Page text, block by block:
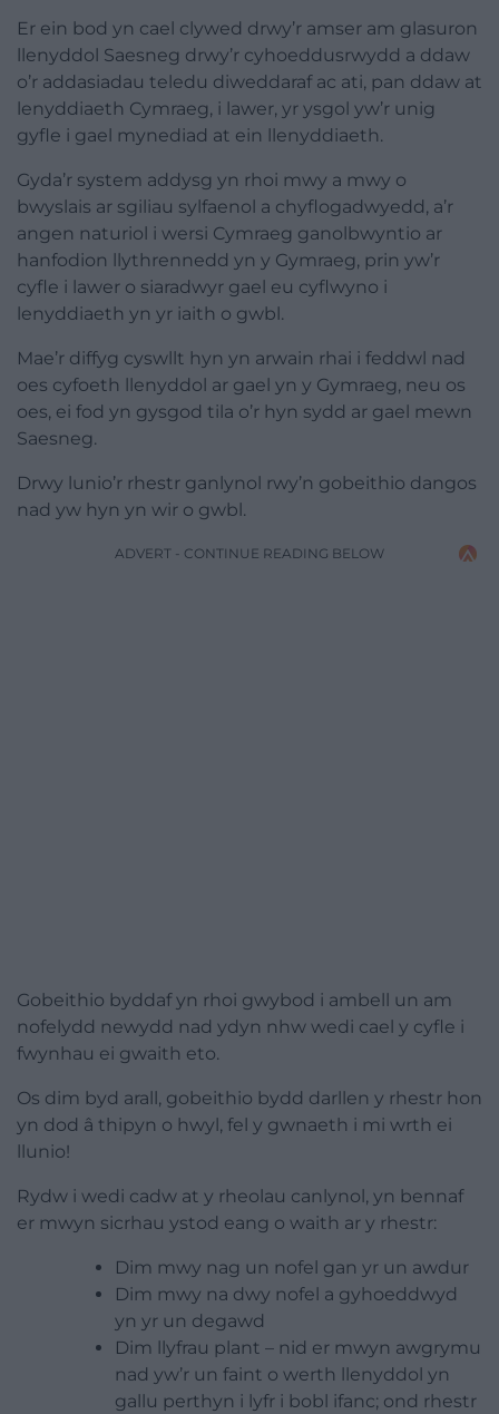
Er ein bod yn cael clywed drwy’r amser am glasuron
llenyddol Saesneg drwy’r cyhoeddusrwydd a ddaw
o’r addasiadau teledu diweddaraf ac ati, pan ddaw at
lenyddiaeth Cymraeg, i lawer, yr ysgol yw’r unig
gyfle i gael mynediad at ein llenyddiaeth.
Gyda’r system addysg yn rhoi mwy a mwy o
bwyslais ar sgiliau sylfaenol a chyflogadwyedd, a’r
angen naturiol i wersi Cymraeg ganolbwyntio ar
hanfodion llythrennedd yn y Gymraeg, prin yw’r
cyfle i lawer o siaradwyr gael eu cyflwyno i
lenyddiaeth yn yr iaith o gwbl.
Mae’r diffyg cyswllt hyn yn arwain rhai i feddwl nad
oes cyfoeth llenyddol ar gael yn y Gymraeg, neu os
oes, ei fod yn gysgod tila o’r hyn sydd ar gael mewn
Saesneg.
Drwy lunio’r rhestr ganlynol rwy’n gobeithio dangos
nad yw hyn yn wir o gwbl.
ADVERT - CONTINUE READING BELOW
Gobeithio byddaf yn rhoi gwybod i ambell un am
nofelydd newydd nad ydyn nhw wedi cael y cyfle i
fwynhau ei gwaith eto.
Os dim byd arall, gobeithio bydd darllen y rhestr hon
yn dod â thipyn o hwyl, fel y gwnaeth i mi wrth ei
llunio!
Rydw i wedi cadw at y rheolau canlynol, yn bennaf
er mwyn sicrhau ystod eang o waith ar y rhestr:
Dim mwy nag un nofel gan yr un awdur
Dim mwy na dwy nofel a gyhoeddwyd
yn yr un degawd
Dim llyfrau plant – nid er mwyn awgrymu
nad yw’r un faint o werth llenyddol yn
gallu perthyn i lyfr i bobl ifanc; ond rhestr